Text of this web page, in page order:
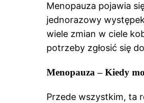
Menopauza pojawia
jednorazowy
wiele zmian w ciele
potrzeby zgłosić się
Menopauza – Kiedy
Przede wszystkim, ta